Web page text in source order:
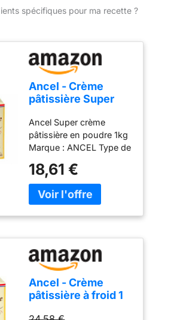
spécifiques pour ma recette ?
Ancel - Crème
pâtissière Super
Ancel Super crème
pâtissière en poudre 1kg
Marque : ANCEL Type de
18,61 €
Ancel - Crème
pâtissière à froid 1